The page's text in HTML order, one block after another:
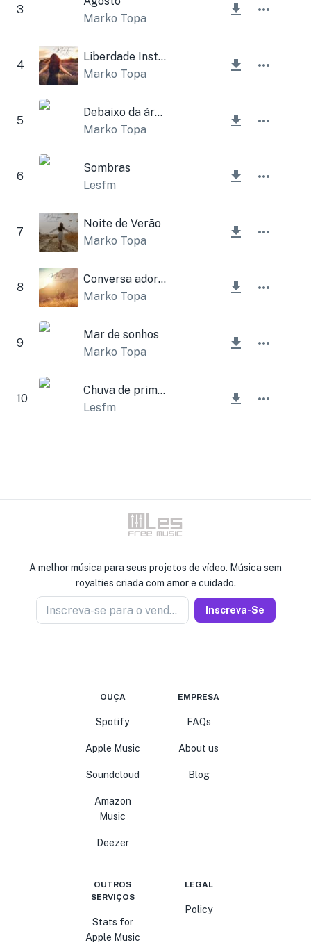
3
Marko Topa
4
Liberdade Instrumental
Marko Topa
5
Debaixo da árvore
Marko Topa
6
Sombras
Lesfm
7
Noite de Verão
Marko Topa
8
Conversa adorável
Marko Topa
9
Mar de sonhos
Marko Topa
10
Chuva de primavera
Lesfm
A melhor música para seus projetos de vídeo. Música sem
royalties criada com amor e cuidado.
Inscreva-se para o vendedor de notícias Inscreva-Se
OUÇA
Spotify
Apple Music
Soundcloud
Amazon
Music
Deezer
EMPRESA
FAQs
About us
Blog
OUTROS
SERVIÇOS
Stats for
Apple Music
LEGAL
Policy